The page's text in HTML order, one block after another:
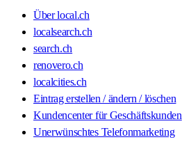
Über local.ch
localsearch.ch
search.ch
renovero.ch
localcities.ch
Eintrag erstellen / ändern / löschen
Kundencenter für Geschäftskunden
Unerwünschtes Telefonmarketing